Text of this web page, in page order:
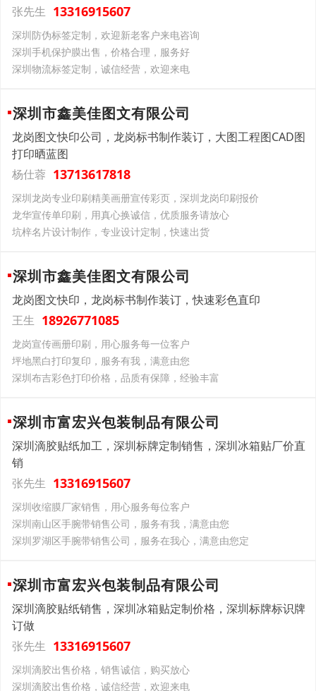
张先生 13316915607
深圳防伪标签定制，欢迎新老客户来电咨询
深圳手机保护膜出售，价格合理，服务好
深圳物流标签定制，诚信经营，欢迎来电
深圳市鑫美佳图文有限公司
龙岗图文快印公司，龙岗标书制作装订，大图工程图CAD图
打印晒蓝图
杨仕蓉 13713617818
深圳龙岗专业印刷精美画册宣传彩页，深圳龙岗印刷报价
龙华宣传单印刷，用真心换诚信，优质服务请放心
坑梓名片设计制作，专业设计定制，快速出货
深圳市鑫美佳图文有限公司
龙岗图文快印，龙岗标书制作装订，快速彩色直印
王生 18926771085
龙岗宣传画册印刷，用心服务每一位客户
坪地黑白打印复印，服务有我，满意由您
深圳布吉彩色打印价格，品质有保障，经验丰富
深圳市富宏兴包装制品有限公司
深圳滴胶贴纸加工，深圳标牌定制销售，深圳冰箱贴厂价直
销
张先生 13316915607
深圳收缩膜厂家销售，用心服务每位客户
深圳南山区手腕带销售公司，服务有我，满意由您
深圳罗湖区手腕带销售公司，服务在我心，满意由您定
深圳市富宏兴包装制品有限公司
深圳滴胶贴纸销售，深圳冰箱贴定制价格，深圳标牌标识牌
订做
张先生 13316915607
深圳滴胶出售价格，销售诚信，购买放心
深圳滴胶出售价格，诚信经营，欢迎来电